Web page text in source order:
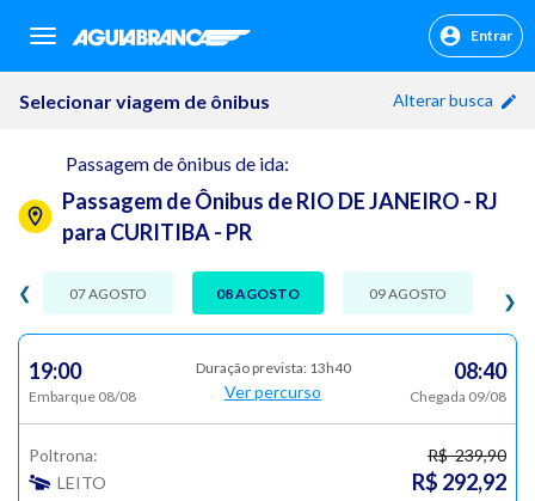
sr.header.toggle.navigation Entrar
Selecionar viagem de ônibus Alterar busca
Passagem de ônibus de ida:
Passagem de Ônibus de RIO DE JANEIRO - RJ
para CURITIBA - PR
❯
❮ 07 AGOSTO 08 AGOSTO 09 AGOSTO
19:00
Embarque 08/08
Duração prevista: 13h40
Ver percurso
08:40
Chegada 09/08
Poltrona:
LEITO
R$ 239,90
R$ 292,92